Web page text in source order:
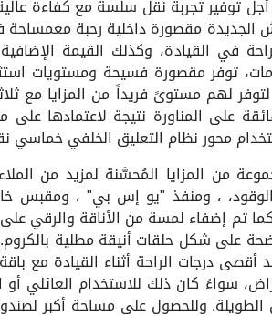
لسيارة تويوتا راش الجديدة مقصورة داخلية
في القيادة، وكذلك القيمة
توفر مقصورة فسيحة ومستويات
لتوفر لهم مستوىً فريداً من المزايا
تمتاز بقدرة فائقة على المناورة نتيجة
محور نظام التعليق الخلفي خماسي
من المزايا المُحسَّنة لمزيد من
، ومنفذ "يو إس بي" ، ومقبس
كما تم إضفاء لمسة من الأناقة
على شكل حلقات أنيقة مطلية
درجات الراحة أثناء القيادة مع
سواءً كان ذلك للاستخدام
الطويلة. وللحصول على مساحة أكبر